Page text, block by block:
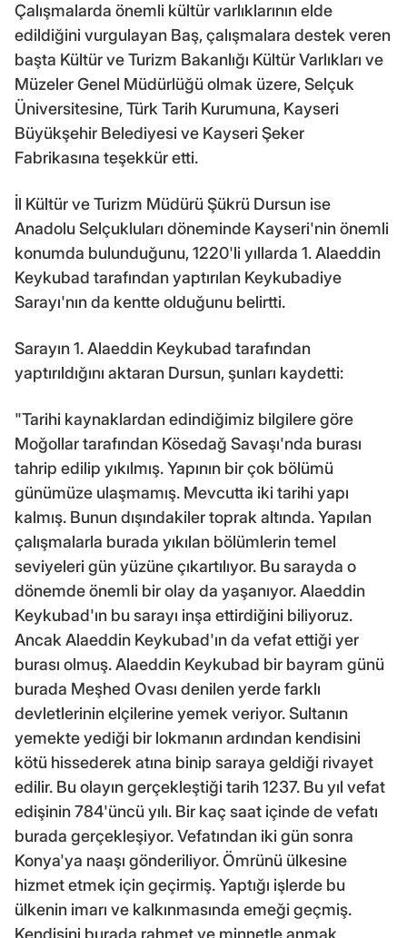
Çalışmalarda önemli kültür varlıklarının elde
edildiğini vurgulayan Baş, çalışmalara destek veren
başta Kültür ve Turizm Bakanlığı Kültür Varlıkları ve
Müzeler Genel Müdürlüğü olmak üzere, Selçuk
Üniversitesine, Türk Tarih Kurumuna, Kayseri
Büyükşehir Belediyesi ve Kayseri Şeker
Fabrikasına teşekkür etti.
İl Kültür ve Turizm Müdürü Şükrü Dursun ise
Anadolu Selçukluları döneminde Kayseri'nin önemli
konumda bulunduğunu, 1220'li yıllarda 1. Alaeddin
Keykubad tarafından yaptırılan Keykubadiye
Sarayı'nın da kentte olduğunu belirtti.
Sarayın 1. Alaeddin Keykubad tarafından
yaptırıldığını aktaran Dursun, şunları kaydetti:
"Tarihi kaynaklardan edindiğimiz bilgilere göre
Moğollar tarafından Kösedağ Savaşı'nda burası
tahrip edilip yıkılmış. Yapının bir çok bölümü
günümüze ulaşmamış. Mevcutta iki tarihi yapı
kalmış. Bunun dışındakiler toprak altında. Yapılan
çalışmalarla burada yıkılan bölümlerin temel
seviyeleri gün yüzüne çıkartılıyor. Bu sarayda o
dönemde önemli bir olay da yaşanıyor. Alaeddin
Keykubad'ın bu sarayı inşa ettirdiğini biliyoruz.
Ancak Alaeddin Keykubad'ın da vefat ettiği yer
burası olmuş. Alaeddin Keykubad bir bayram günü
burada Meşhed Ovası denilen yerde farklı
devletlerinin elçilerine yemek veriyor. Sultanın
yemekte yediği bir lokmanın ardından kendisini
kötü hissederek atına binip saraya geldiği rivayet
edilir. Bu olayın gerçekleştiği tarih 1237. Bu yıl vefat
edişinin 784'üncü yılı. Bir kaç saat içinde de vefatı
burada gerçekleşiyor. Vefatından iki gün sonra
Konya'ya naaşı gönderiliyor. Ömrünü ülkesine
hizmet etmek için geçirmiş. Yaptığı işlerde bu
ülkenin imarı ve kalkınmasında emeği geçmiş.